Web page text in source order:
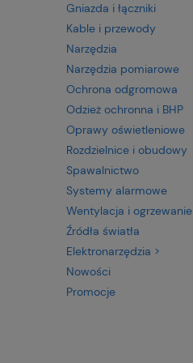
Gniazda i łączniki
Kable i przewody
Narzędzia
Narzędzia pomiarowe
Ochrona odgromowa
Odzież ochronna i BHP
Oprawy oświetleniowe
Rozdzielnice i obudowy
Spawalnictwo
Systemy alarmowe
Wentylacja i ogrzewanie
Źródła światła
Elektronarzędzia >
Nowości
Promocje